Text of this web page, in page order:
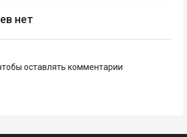
нет
оставлять комментарии